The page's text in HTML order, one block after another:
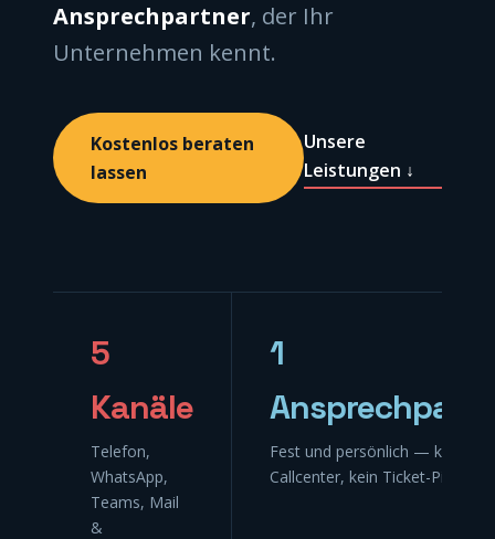
Ansprechpartner, der Ihr
Unternehmen kennt.
Kostenlos beraten
lassen
Unsere
Leistungen ↓
5
Kanäle
Telefon,
WhatsApp,
Teams, Mail
&
1
Fest und persönlich — kein
Callcenter, kein Ticket-Ping-